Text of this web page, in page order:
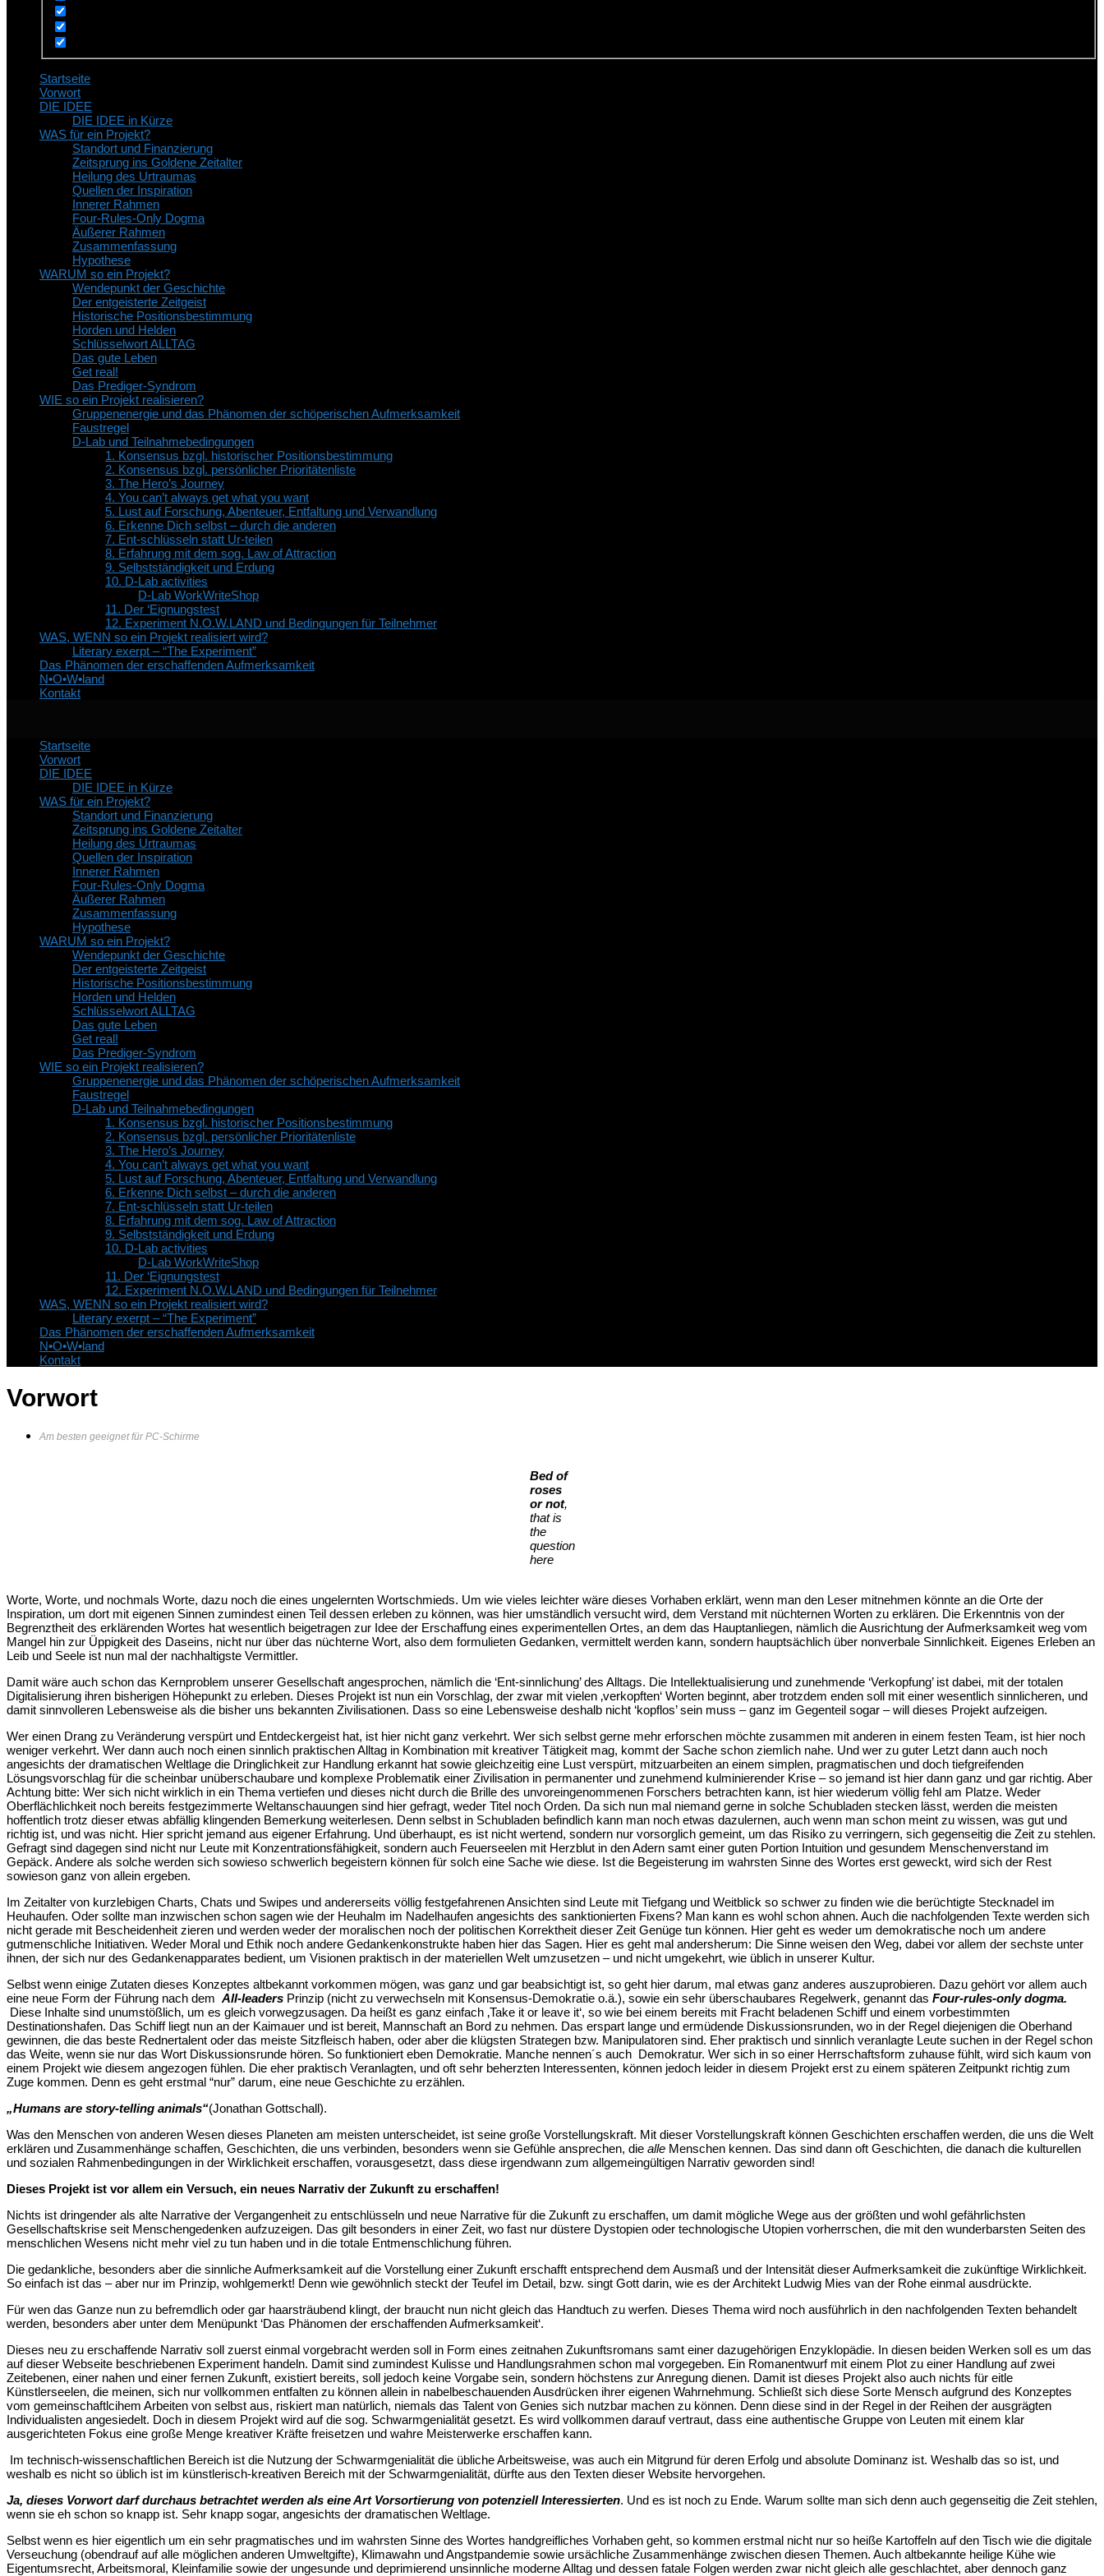
Startseite
Vorwort
DIE IDEE
DIE IDEE in Kürze
WAS für ein Projekt?
Standort und Finanzierung
Zeitsprung ins Goldene Zeitalter
Heilung des Urtraumas
Quellen der Inspiration
Innerer Rahmen
Four-Rules-Only Dogma
Äußerer Rahmen
Zusammenfassung
Hypothese
WARUM so ein Projekt?
Wendepunkt der Geschichte
Der entgeisterte Zeitgeist
Historische Positionsbestimmung
Horden und Helden
Schlüsselwort ALLTAG
Das gute Leben
Get real!
Das Prediger-Syndrom
WIE so ein Projekt realisieren?
Gruppenenergie und das Phänomen der schöperischen Aufmerksamkeit
Faustregel
D-Lab und Teilnahmebedingungen
1. Konsensus bzgl. historischer Positionsbestimmung
2. Konsensus bzgl. persönlicher Prioritätenliste
3. The Hero’s Journey
4. You can’t always get what you want
5. Lust auf Forschung, Abenteuer, Entfaltung und Verwandlung
6. Erkenne Dich selbst – durch die anderen
7. Ent-schlüsseln statt Ur-teilen
8. Erfahrung mit dem sog. Law of Attraction
9. Selbstständigkeit und Erdung
10. D-Lab activities
D-Lab WorkWriteShop
11. Der ‘Eignungstest
12. Experiment N.O.W.LAND und Bedingungen für Teilnehmer
WAS, WENN so ein Projekt realisiert wird?
Literary exerpt – “The Experiment”
Das Phänomen der erschaffenden Aufmerksamkeit
N•O•W•land
Kontakt
Startseite
Vorwort
DIE IDEE
DIE IDEE in Kürze
WAS für ein Projekt?
Standort und Finanzierung
Zeitsprung ins Goldene Zeitalter
Heilung des Urtraumas
Quellen der Inspiration
Innerer Rahmen
Four-Rules-Only Dogma
Äußerer Rahmen
Zusammenfassung
Hypothese
WARUM so ein Projekt?
Wendepunkt der Geschichte
Der entgeisterte Zeitgeist
Historische Positionsbestimmung
Horden und Helden
Schlüsselwort ALLTAG
Das gute Leben
Get real!
Das Prediger-Syndrom
WIE so ein Projekt realisieren?
Gruppenenergie und das Phänomen der schöperischen Aufmerksamkeit
Faustregel
D-Lab und Teilnahmebedingungen
1. Konsensus bzgl. historischer Positionsbestimmung
2. Konsensus bzgl. persönlicher Prioritätenliste
3. The Hero’s Journey
4. You can’t always get what you want
5. Lust auf Forschung, Abenteuer, Entfaltung und Verwandlung
6. Erkenne Dich selbst – durch die anderen
7. Ent-schlüsseln statt Ur-teilen
8. Erfahrung mit dem sog. Law of Attraction
9. Selbstständigkeit und Erdung
10. D-Lab activities
D-Lab WorkWriteShop
11. Der ‘Eignungstest
12. Experiment N.O.W.LAND und Bedingungen für Teilnehmer
WAS, WENN so ein Projekt realisiert wird?
Literary exerpt – “The Experiment”
Das Phänomen der erschaffenden Aufmerksamkeit
N•O•W•land
Kontakt
Vorwort
Am besten geeignet für PC-Schirme
Bed of
roses
or not,
that is
the
question
here
Worte, Worte, und nochmals Worte, dazu noch die eines ungelernten Wortschmieds. Um wie vieles leichter wäre dieses Vorhaben erklärt, wenn man den Leser mitnehmen könnte an die Orte der
Inspiration, um dort mit eigenen Sinnen zumindest einen Teil dessen erleben zu können, was hier umständlich versucht wird, dem Verstand mit nüchternen Worten zu erklären. Die Erkenntnis von der
Begrenztheit des erklärenden Wortes hat wesentlich beigetragen zur Idee der Erschaffung eines experimentellen Ortes, an dem das Hauptanliegen, nämlich die Ausrichtung der Aufmerksamkeit weg vom
Mangel hin zur Üppigkeit des Daseins, nicht nur über das nüchterne Wort, also dem formulieten Gedanken, vermittelt werden kann, sondern hauptsächlich über nonverbale Sinnlichkeit. Eigenes Erleben an
Leib und Seele ist nun mal der nachhaltigste Vermittler.
Damit wäre auch schon das Kernproblem unserer Gesellschaft angesprochen, nämlich die ‘Ent-sinnlichung’ des Alltags. Die Intellektualisierung und zunehmende ‘Verkopfung’ ist dabei, mit der totalen
Digitalisierung ihren bisherigen Höhepunkt zu erleben. Dieses Projekt ist nun ein Vorschlag, der zwar mit vielen ‚verkopften‘ Worten beginnt, aber trotzdem enden soll mit einer wesentlich sinnlicheren, und
damit sinnvolleren Lebensweise als die bisher uns bekannten Zivilisationen. Dass so eine Lebensweise deshalb nicht ‘kopflos’ sein muss – ganz im Gegenteil sogar – will dieses Projekt aufzeigen.
Wer einen Drang zu Veränderung verspürt und Entdeckergeist hat, ist hier nicht ganz verkehrt. Wer sich selbst gerne mehr erforschen möchte zusammen mit anderen in einem festen Team, ist hier noch
weniger verkehrt. Wer dann auch noch einen sinnlich praktischen Alltag in Kombination mit kreativer Tätigkeit mag, kommt der Sache schon ziemlich nahe. Und wer zu guter Letzt dann auch noch
angesichts der dramatischen Weltlage die Dringlichkeit zur Handlung erkannt hat sowie gleichzeitig eine Lust verspürt, mitzuarbeiten an einem simplen, pragmatischen und doch tiefgreifenden
Lösungsvorschlag für die scheinbar unüberschaubare und komplexe Problematik einer Zivilisation in permanenter und zunehmend kulminierender Krise – so jemand ist hier dann ganz und gar richtig. Aber
Achtung bitte: Wer sich nicht wirklich in ein Thema vertiefen und dieses nicht durch die Brille des unvoreingenommenen Forschers betrachten kann, ist hier wiederum völlig fehl am Platze. Weder
Oberflächlichkeit noch bereits festgezimmerte Weltanschauungen sind hier gefragt, weder Titel noch Orden. Da sich nun mal niemand gerne in solche Schubladen stecken lässt, werden die meisten
hoffentlich trotz dieser etwas abfällig klingenden Bemerkung weiterlesen. Denn selbst in Schubladen befindlich kann man noch etwas dazulernen, auch wenn man schon meint zu wissen, was gut und
richtig ist, und was nicht. Hier spricht jemand aus eigener Erfahrung. Und überhaupt, es ist nicht wertend, sondern nur vorsorglich gemeint, um das Risiko zu verringern, sich gegenseitig die Zeit zu stehlen.
Gefragt sind dagegen sind nicht nur Leute mit Konzentrationsfähigkeit, sondern auch Feuerseelen mit Herzblut in den Adern samt einer guten Portion Intuition und gesundem Menschenverstand im
Gepäck. Andere als solche werden sich sowieso schwerlich begeistern können für solch eine Sache wie diese. Ist die Begeisterung im wahrsten Sinne des Wortes erst geweckt, wird sich der Rest
sowieson ganz von allein ergeben.
Im Zeitalter von kurzlebigen Charts, Chats und Swipes und andererseits völlig festgefahrenen Ansichten sind Leute mit Tiefgang und Weitblick so schwer zu finden wie die berüchtigte Stecknadel im
Heuhaufen. Oder sollte man inzwischen schon sagen wie der Heuhalm im Nadelhaufen angesichts des sanktionierten Fixens? Man kann es wohl schon ahnen. Auch die nachfolgenden Texte werden sich
nicht gerade mit Bescheidenheit zieren und werden weder der moralischen noch der politischen Korrektheit dieser Zeit Genüge tun können. Hier geht es weder um demokratische noch um andere
gutmenschliche Initiativen. Weder Moral und Ethik noch andere Gedankenkonstrukte haben hier das Sagen. Hier es geht mal andersherum: Die Sinne weisen den Weg, dabei vor allem der sechste unter
ihnen, der sich nur des Gedankenapparates bedient, um Visionen praktisch in der materiellen Welt umzusetzen – und nicht umgekehrt, wie üblich in unserer Kultur.
Selbst wenn einige Zutaten dieses Konzeptes altbekannt vorkommen mögen, was ganz und gar beabsichtigt ist, so geht hier darum, mal etwas ganz anderes auszuprobieren. Dazu gehört vor allem auch
eine neue Form der Führung nach dem All-leaders Prinzip (nicht zu verwechseln mit Konsensus-Demokratie o.ä.), sowie ein sehr überschaubares Regelwerk, genannt das Four-rules-only dogma.
Diese Inhalte sind unumstößlich, um es gleich vorwegzusagen. Da heißt es ganz einfach ‚Take it or leave it‘, so wie bei einem bereits mit Fracht beladenen Schiff und einem vorbestimmten
Destinationshafen. Das Schiff liegt nun an der Kaimauer und ist bereit, Mannschaft an Bord zu nehmen. Das erspart lange und ermüdende Diskussionsrunden, wo in der Regel diejenigen die Oberhand
gewinnen, die das beste Rednertalent oder das meiste Sitzfleisch haben, oder aber die klügsten Strategen bzw. Manipulatoren sind. Eher praktisch und sinnlich veranlagte Leute suchen in der Regel schon
das Weite, wenn sie nur das Wort Diskussionsrunde hören. So funktioniert eben Demokratie. Manche nennen´s auch Demokratur. Wer sich in so einer Herrschaftsform zuhause fühlt, wird sich kaum von
einem Projekt wie diesem angezogen fühlen. Die eher praktisch Veranlagten, und oft sehr beherzten Interessenten, können jedoch leider in diesem Projekt erst zu einem späteren Zeitpunkt richtig zum
Zuge kommen. Denn es geht erstmal “nur” darum, eine neue Geschichte zu erzählen.
„Humans are story-telling animals“(Jonathan Gottschall).
Was den Menschen von anderen Wesen dieses Planeten am meisten unterscheidet, ist seine große Vorstellungskraft. Mit dieser Vorstellungskraft können Geschichten erschaffen werden, die uns die Welt
erklären und Zusammenhänge schaffen, Geschichten, die uns verbinden, besonders wenn sie Gefühle ansprechen, die alle Menschen kennen. Das sind dann oft Geschichten, die danach die kulturellen
und sozialen Rahmenbedingungen in der Wirklichkeit erschaffen, vorausgesetzt, dass diese irgendwann zum allgemeingültigen Narrativ geworden sind!
Dieses Projekt ist vor allem ein Versuch, ein neues Narrativ der Zukunft zu erschaffen!
Nichts ist dringender als alte Narrative der Vergangenheit zu entschlüsseln und neue Narrative für die Zukunft zu erschaffen, um damit mögliche Wege aus der größten und wohl gefährlichsten
Gesellschaftskrise seit Menschengedenken aufzuzeigen. Das gilt besonders in einer Zeit, wo fast nur düstere Dystopien oder technologische Utopien vorherrschen, die mit den wunderbarsten Seiten des
menschlichen Wesens nicht mehr viel zu tun haben und in die totale Entmenschlichung führen.
Die gedankliche, besonders aber die sinnliche Aufmerksamkeit auf die Vorstellung einer Zukunft erschafft entsprechend dem Ausmaß und der Intensität dieser Aufmerksamkeit die zukünftige Wirklichkeit.
So einfach ist das – aber nur im Prinzip, wohlgemerkt! Denn wie gewöhnlich steckt der Teufel im Detail, bzw. singt Gott darin, wie es der Architekt Ludwig Mies van der Rohe einmal ausdrückte.
Für wen das Ganze nun zu befremdlich oder gar haarsträubend klingt, der braucht nun nicht gleich das Handtuch zu werfen. Dieses Thema wird noch ausführlich in den nachfolgenden Texten behandelt
werden, besonders aber unter dem Menüpunkt ‘Das Phänomen der erschaffenden Aufmerksamkeit‘.
Dieses neu zu erschaffende Narrativ soll zuerst einmal vorgebracht werden soll in Form eines zeitnahen Zukunftsromans samt einer dazugehörigen Enzyklopädie. In diesen beiden Werken soll es um das
auf dieser Webseite beschriebenen Experiment handeln. Damit sind zumindest Kulisse und Handlungsrahmen schon mal vorgegeben. Ein Romanentwurf mit einem Plot zu einer Handlung auf zwei
Zeitebenen, einer nahen und einer fernen Zukunft, existiert bereits, soll jedoch keine Vorgabe sein, sondern höchstens zur Anregung dienen. Damit ist dieses Projekt also auch nichts für eitle
Künstlerseelen, die meinen, sich nur vollkommen entfalten zu können allein in nabelbeschauenden Ausdrücken ihrer eigenen Wahrnehmung. Schließt sich diese Sorte Mensch aufgrund des Konzeptes
vom gemeinschaftlcihem Arbeiten von selbst aus, riskiert man natürlich, niemals das Talent von Genies sich nutzbar machen zu können. Denn diese sind in der Regel in der Reihen der ausgrägten
Individualisten angesiedelt. Doch in diesem Projekt wird auf die sog. Schwarmgenialität gesetzt. Es wird vollkommen darauf vertraut, dass eine authentische Gruppe von Leuten mit einem klar
ausgerichteten Fokus eine große Menge kreativer Kräfte freisetzen und wahre Meisterwerke erschaffen kann.
Im technisch-wissenschaftlichen Bereich ist die Nutzung der Schwarmgenialität die übliche Arbeitsweise, was auch ein Mitgrund für deren Erfolg und absolute Dominanz ist. Weshalb das so ist, und
weshalb es nicht so üblich ist im künstlerisch-kreativen Bereich mit der Schwarmgenialität, dürfte aus den Texten dieser Website hervorgehen.
Ja, dieses Vorwort darf durchaus betrachtet werden als eine Art Vorsortierung von potenziell Interessierten. Und es ist noch zu Ende. Warum sollte man sich denn auch gegenseitig die Zeit stehlen,
wenn sie eh schon so knapp ist. Sehr knapp sogar, angesichts der dramatischen Weltlage.
Selbst wenn es hier eigentlich um ein sehr pragmatisches und im wahrsten Sinne des Wortes handgreifliches Vorhaben geht, so kommen erstmal nicht nur so heiße Kartoffeln auf den Tisch wie die digitale
Verseuchung (obendrauf auf alle möglichen anderen Umweltgifte), Klimawahn und Angstpandemie sowie ursächliche Zusammenhänge zwischen diesen Themen. Auch altbekannte heilige Kühe wie
Eigentumsrecht, Arbeitsmoral, Kleinfamilie sowie der ungesunde und deprimierend unsinnliche moderne Alltag und dessen fatale Folgen werden zwar nicht gleich alle geschlachtet, aber dennoch ganz